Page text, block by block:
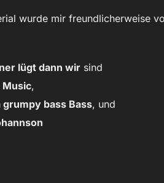
wurde mir freundlicherweise
lügt dann wir sind
Music,
grumpy bass Bass, und